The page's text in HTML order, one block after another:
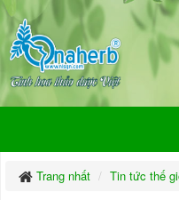
Trang nhất Tin tức thế